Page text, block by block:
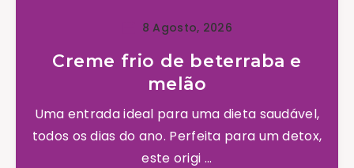
8 Agosto, 2026
Creme frio de beterraba e
melão
Uma entrada ideal para uma dieta saudável,
todos os dias do ano. Perfeita para um detox,
este origi ...